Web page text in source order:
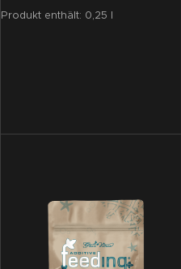
Produkt enthält: 0,25